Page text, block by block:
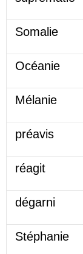
Somalie
Océanie
Mélanie
préavis
réagit
dégarni
Stéphanie